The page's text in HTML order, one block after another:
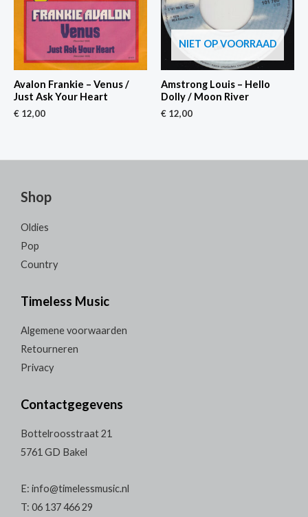
Avalon Frankie – Venus /
Just Ask Your Heart
€ 12,00
NIET OP VOORRAAD
Amstrong Louis – Hello
Dolly / Moon River
€ 12,00
Shop
Oldies
Pop
Country
Timeless Music
Algemene voorwaarden
Retourneren
Privacy
Contactgegevens
Bottelroosstraat 21
5761 GD Bakel
E: info@timelessmusic.nl
T: 06 137 466 29